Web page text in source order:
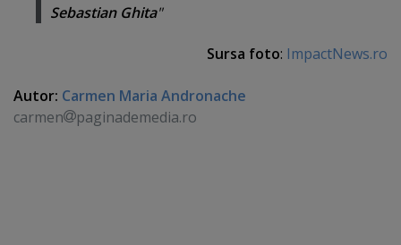
Sebastian Ghita"
Sursa foto: ImpactNews.ro
Autor: Carmen Maria Andronache
carmen
paginademedia.ro